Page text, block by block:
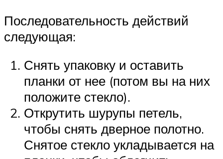
Последовательность действий
следующая:
Снять упаковку и оставить
планки от нее (потом вы на них
положите стекло).
Открутить шурупы петель,
чтобы снять дверное полотно.
Снятое стекло укладывается на